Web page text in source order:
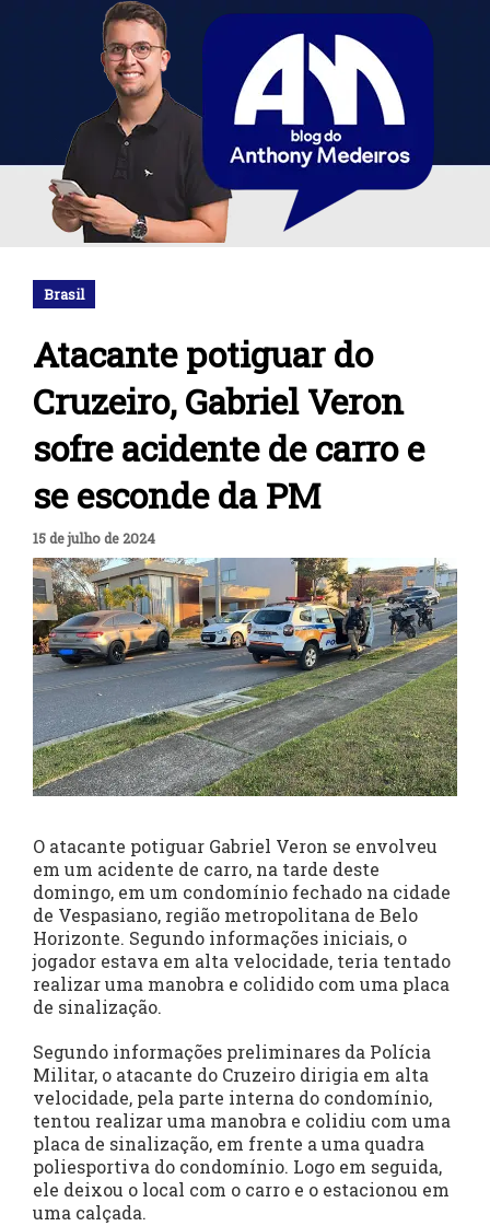
Brasil
Atacante potiguar do
Cruzeiro, Gabriel Veron
sofre acidente de carro e
se esconde da PM
15 de julho de 2024
O atacante potiguar Gabriel Veron se envolveu
em um acidente de carro, na tarde deste
domingo, em um condomínio fechado na cidade
de Vespasiano, região metropolitana de Belo
Horizonte. Segundo informações iniciais, o
jogador estava em alta velocidade, teria tentado
realizar uma manobra e colidido com uma placa
de sinalização.
Segundo informações preliminares da Polícia
Militar, o atacante do Cruzeiro dirigia em alta
velocidade, pela parte interna do condomínio,
tentou realizar uma manobra e colidiu com uma
placa de sinalização, em frente a uma quadra
poliesportiva do condomínio. Logo em seguida,
ele deixou o local com o carro e o estacionou em
uma calçada.